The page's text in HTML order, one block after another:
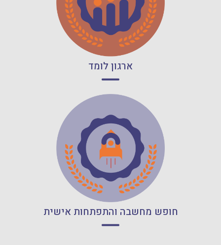
ארגון לומד
קרא עוד
חופש מחשבה והתפתחות אישית
קרא עוד